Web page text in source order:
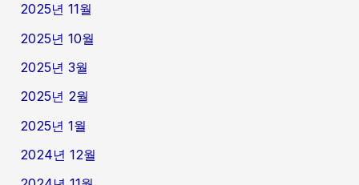
2025년 11월
2025년 10월
2025년 3월
2025년 2월
2025년 1월
2024년 12월